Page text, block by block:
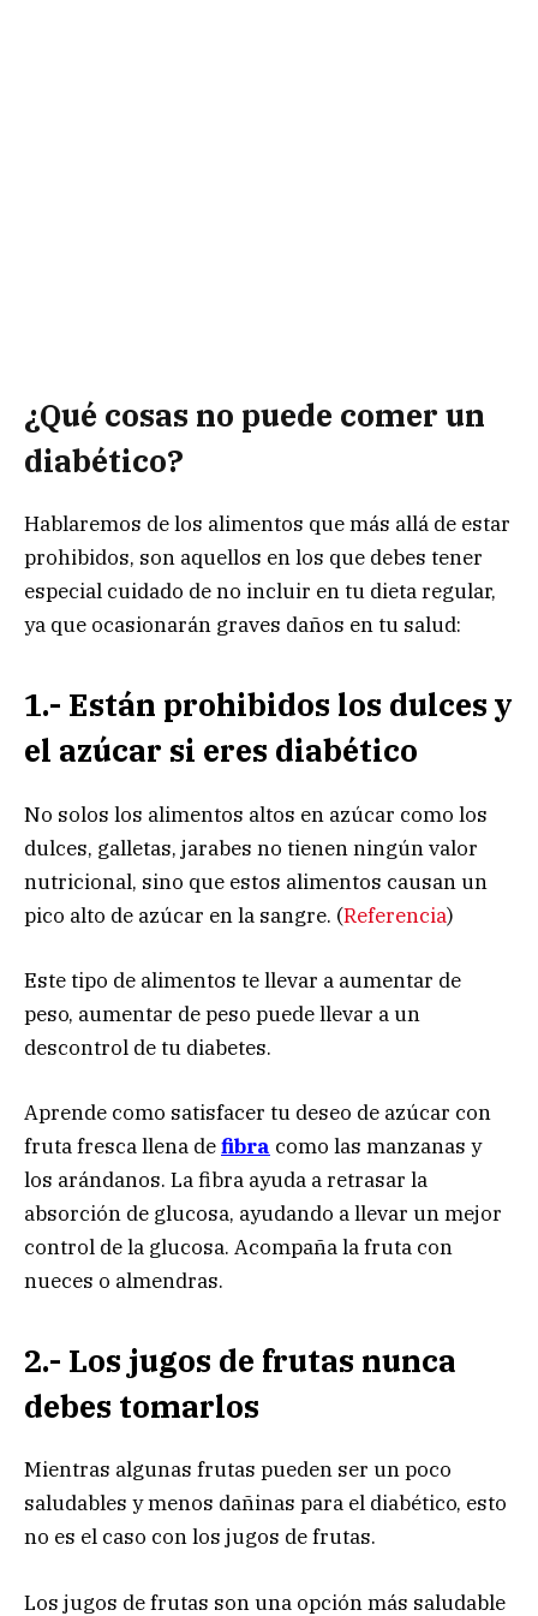
¿Qué cosas no puede comer un
diabético?
Hablaremos de los alimentos que más allá de estar
prohibidos, son aquellos en los que debes tener
especial cuidado de no incluir en tu dieta regular,
ya que ocasionarán graves daños en tu salud:
1.- Están prohibidos los dulces y
el azúcar si eres diabético
No solos los alimentos altos en azúcar como los
dulces, galletas, jarabes no tienen ningún valor
nutricional, sino que estos alimentos causan un
pico alto de azúcar en la sangre. (Referencia)
Este tipo de alimentos te llevar a aumentar de
peso, aumentar de peso puede llevar a un
descontrol de tu diabetes.
Aprende como satisfacer tu deseo de azúcar con
fruta fresca llena defibra como las manzanas y
los arándanos. La fibra ayuda a retrasar la
absorción de glucosa, ayudando a llevar un mejor
control de la glucosa. Acompaña la fruta con
nueces o almendras.
2.- Los jugos de frutas nunca
debes tomarlos
Mientras algunas frutas pueden ser un poco
saludables y menos dañinas para el diabético, esto
no es el caso con los jugos de frutas.
Los jugos de frutas son una opción más saludable